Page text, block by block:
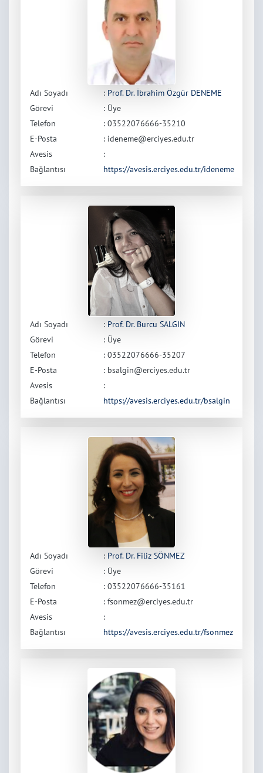
Adı Soyadı : Prof. Dr. İbrahim Özgür DENEME
Görevi
: Üye
Telefon
: 03522076666-35210
E-Posta
: ideneme@erciyes.edu.tr
Avesis
Bağlantısı
:
https://avesis.erciyes.edu.tr/ideneme
Adı Soyadı : Prof. Dr. Burcu SALGIN
Görevi
: Üye
Telefon
: 03522076666-35207
E-Posta
: bsalgin@erciyes.edu.tr
Avesis
Bağlantısı
:
https://avesis.erciyes.edu.tr/bsalgin
Adı Soyadı : Prof. Dr. Filiz SÖNMEZ
Görevi
: Üye
Telefon
: 03522076666-35161
E-Posta
: fsonmez@erciyes.edu.tr
Avesis
Bağlantısı
:
https://avesis.erciyes.edu.tr/fsonmez